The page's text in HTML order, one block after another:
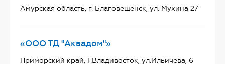
Амурская область, г. Благовещенск, ул. Мухина 27
«ООО ТД "Аквадом"»
Приморский край, Г.Владивосток, ул.Ильичева, 6